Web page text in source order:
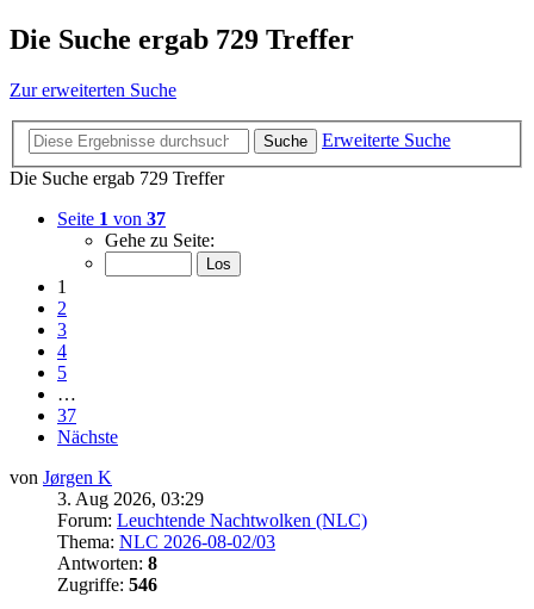
Die Suche ergab 729 Treffer
Zur erweiterten Suche
Suche
Erweiterte Suche
Die Suche ergab 729 Treffer
Seite 1 von 37
Gehe zu Seite:
1
2
3
4
5
…
37
Nächste
von Jørgen K
3. Aug 2026, 03:29
Forum: Leuchtende Nachtwolken (NLC)
Thema: NLC 2026-08-02/03
Antworten: 8
Zugriffe: 546